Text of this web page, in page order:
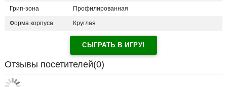
Грип-зона Профилированная
Форма корпуса Круглая
СЫГРАТЬ В ИГРУ!
Отзывы посетителей(0)